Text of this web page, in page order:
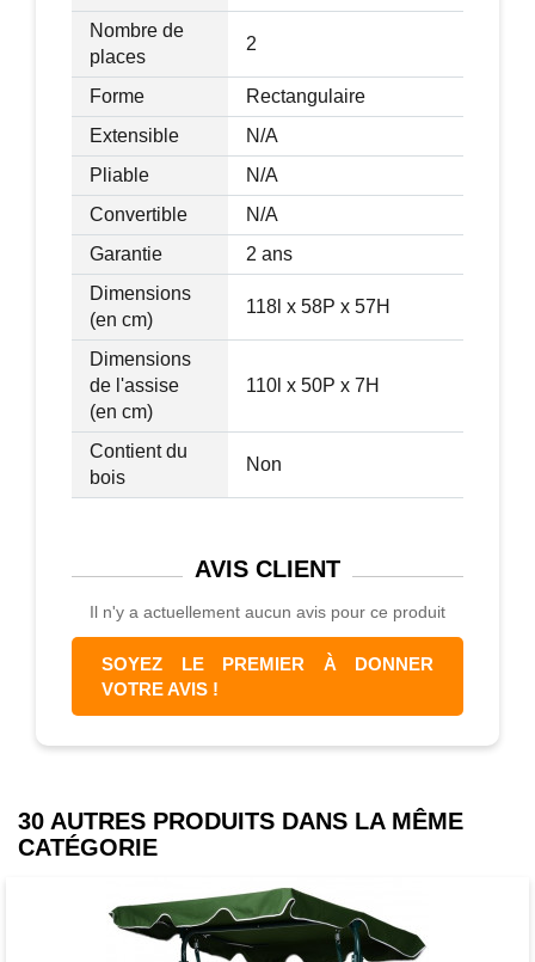
Nombre de
places
2
Forme
Rectangulaire
Extensible
N/A
Pliable
N/A
Convertible
N/A
Garantie
2 ans
Dimensions
(en cm)
118l x 58P x 57H
Dimensions
de l'assise
(en cm)
110l x 50P x 7H
Contient du
bois
Non
AVIS CLIENT
Il n'y a actuellement aucun avis pour ce produit
SOYEZ LE PREMIER À DONNER
VOTRE AVIS !
30 AUTRES PRODUITS DANS LA MÊME
CATÉGORIE